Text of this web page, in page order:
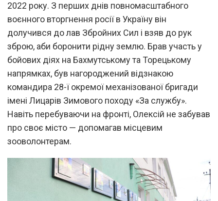
2022 року. З перших днів повномасштабного
воєнного вторгнення росії в Україну він
долучився до лав Збройних Сил і взяв до рук
зброю, аби боронити рідну землю. Брав участь у
бойових діях на Бахмутському та Торецькому
напрямках, був нагороджений відзнакою
командира 28-ї окремої механізованої бригади
імені Лицарів Зимового походу «За службу».
Навіть перебуваючи на фронті, Олексій не забував
про своє місто — допомагав місцевим
зооволонтерам.